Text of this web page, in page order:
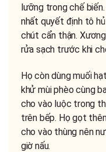
lưỡng trong chế
nhất quyết định tô
chút cẩn thận.
rửa sạch trước khi
Họ còn dùng muối
khử mùi phèo cùng
cho vào luộc trong
trên bếp. Họ gọt
cho vào thùng nên
giờ nấu.